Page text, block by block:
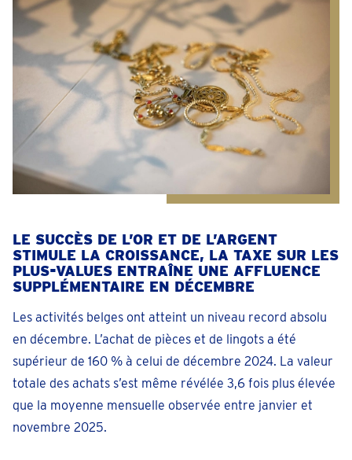
LE SUCCÈS DE L’OR ET DE L’ARGENT
STIMULE LA CROISSANCE, LA TAXE SUR LES
PLUS-VALUES ENTRAÎNE UNE AFFLUENCE
SUPPLÉMENTAIRE EN DÉCEMBRE
Les activités belges ont atteint un niveau record absolu
en décembre. L’achat de pièces et de lingots a été
supérieur de 160 % à celui de décembre 2024. La valeur
totale des achats s’est même révélée 3,6 fois plus élevée
que la moyenne mensuelle observée entre janvier et
novembre 2025.